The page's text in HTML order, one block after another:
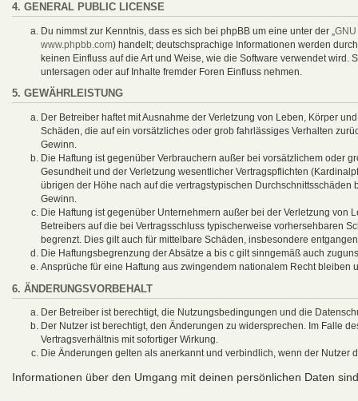
4. GENERAL PUBLIC LICENSE
Du nimmst zur Kenntnis, dass es sich bei phpBB um eine unter der „
www.phpbb.com) handelt; deutschsprachige Informationen werden
keinen Einfluss auf die Art und Weise, wie die Software verwendet
untersagen oder auf Inhalte fremder Foren Einfluss nehmen.
5. GEWÄHRLEISTUNG
Der Betreiber haftet mit Ausnahme der Verletzung von Leben, Körper
Schäden, die auf ein vorsätzliches oder grob fahrlässiges Verhalten
Gewinn.
Die Haftung ist gegenüber Verbrauchern außer bei vorsätzlichem oder
Gesundheit und der Verletzung wesentlicher Vertragspflichten
übrigen der Höhe nach auf die vertragstypischen
Gewinn.
Die Haftung ist gegenüber Unternehmern außer bei der Verletzung von
Betreibers auf die bei Vertragsschluss typischerweise vorhersehbaren
begrenzt. Dies gilt auch für mittelbare Schäden, insbesondere
Die Haftungsbegrenzung der Absätze a bis c gilt sinngemäß auch
Ansprüche für eine Haftung aus zwingendem nationalem Recht bleiben
6. ÄNDERUNGSVORBEHALT
Der Betreiber ist berechtigt, die Nutzungsbedingungen und die
Der Nutzer ist berechtigt, den Änderungen zu widersprechen. Im Falle
Vertragsverhältnis mit sofortiger Wirkung.
Die Änderungen gelten als anerkannt und verbindlich, wenn der Nutzer
Informationen über den Umgang mit deinen persönlichen Daten